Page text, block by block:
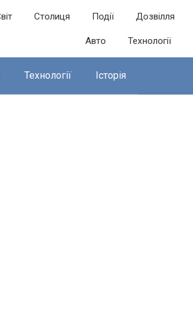
Столиця Події Дозвілля
Авто Технології
Технології Історія